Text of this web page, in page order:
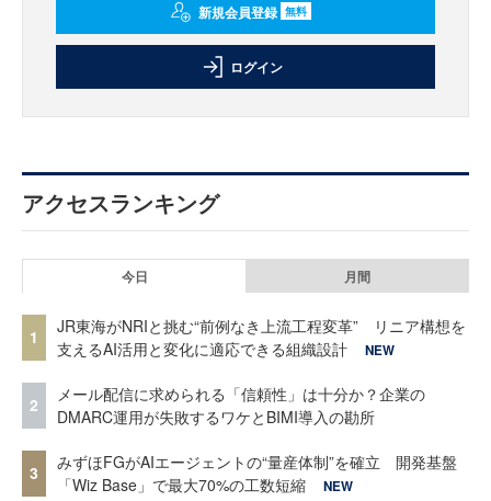
新規会員登録 無料
ログイン
アクセスランキング
今日 月間
1
JR東海がNRIと挑む“前例なき上流工程変革” リニア構想を
支えるAI活用と変化に適応できる組織設計
NEW
2
メール配信に求められる「信頼性」は十分か？企業の
DMARC運用が失敗するワケとBIMI導入の勘所
3
みずほFGがAIエージェントの“量産体制”を確立 開発基盤
「Wiz Base」で最大70%の工数短縮
NEW